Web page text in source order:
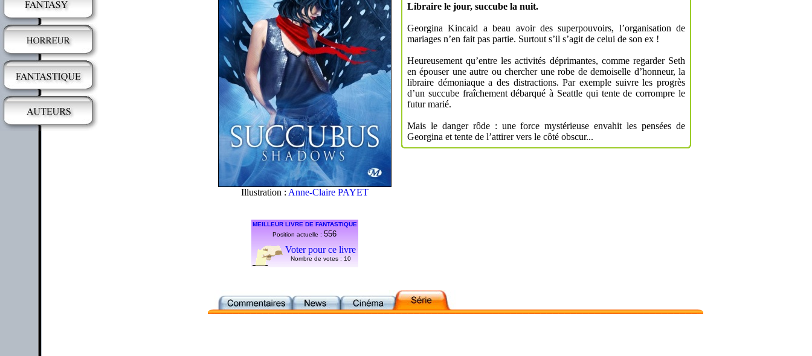
Illustration : Anne-Claire PAYET
MEILLEUR LIVRE DE FANTASTIQUE
Position actuelle : 556
Voter pour ce livre
Nombre de votes : 10
Libraire le jour, succube la nuit.
Georgina Kincaid a beau avoir des superpouvoirs, l’organisation de
mariages n’en fait pas partie. Surtout s’il s’agit de celui de son ex !
Heureusement qu’entre les activités déprimantes, comme regarder Seth
en épouser une autre ou chercher une robe de demoiselle d’honneur, la
libraire démoniaque a des distractions. Par exemple suivre les progrès
d’un succube fraîchement débarqué à Seattle qui tente de corrompre le
futur marié.
Mais le danger rôde : une force mystérieuse envahit les pensées de
Georgina et tente de l’attirer vers le côté obscur...